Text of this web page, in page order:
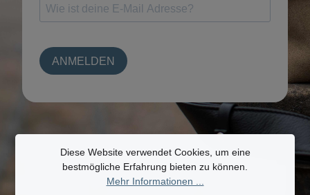
ANMELDEN
Diese Website verwendet Cookies, um eine
bestmögliche Erfahrung bieten zu können.
Mehr Informationen ...